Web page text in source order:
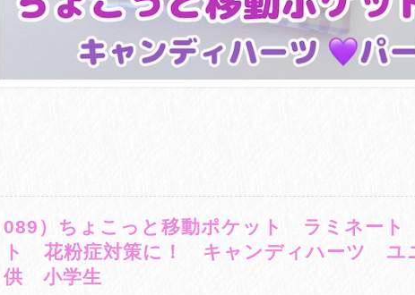
089）ちょこっと移動ポケット ラミネー
ト 花粉症対策に！ キャンディハーツ
供 小学生